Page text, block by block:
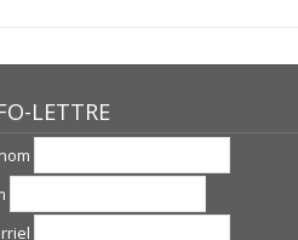
LETTRE